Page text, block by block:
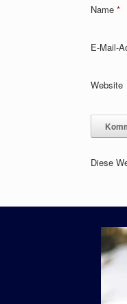
Name *
E-Mail-
Website
Diese